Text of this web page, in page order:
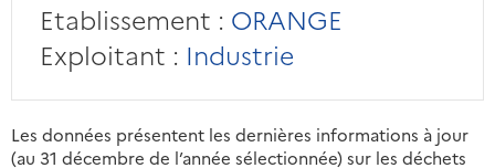
Etablissement : ORANGE
Exploitant : Industrie
Les données présentent les dernières informations à jour
(au 31 décembre de l’année sélectionnée) sur les déchets